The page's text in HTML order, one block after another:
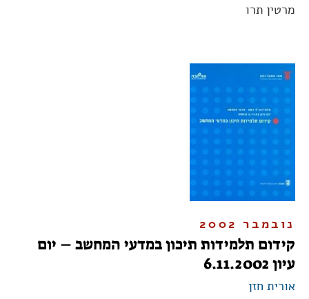
מרטין תרו
נובמבר 2002
קידום תלמידות תיכון במדעי המחשב – יום
עיון 6.11.2002
אורית חזן